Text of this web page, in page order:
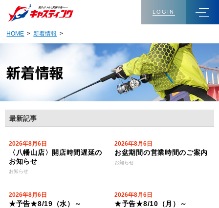
LOGIN
HOME >新着情報 >
最新記事
2026年8月6日
〈八幡山店〉開店時間遅延の
お知らせ
お知らせ
2026年8月6日
お盆期間の営業時間のご案内
お知らせ
2026年8月6日
★予告★8/19（水）～
2026年8月6日
★予告★8/10（月）～